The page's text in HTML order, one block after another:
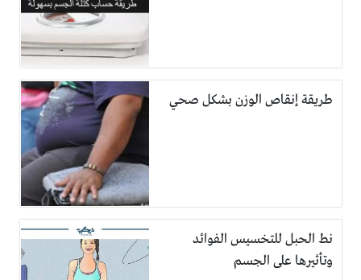
طريقة إنقاص الوزن بشكل صحي
نط الحبل للتخسيس الفوائد
وتأثيرها على الجسم